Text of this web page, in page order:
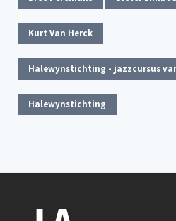
Kurt Van Herck
Halewynstichting - jazzcursus
Halewynstichting